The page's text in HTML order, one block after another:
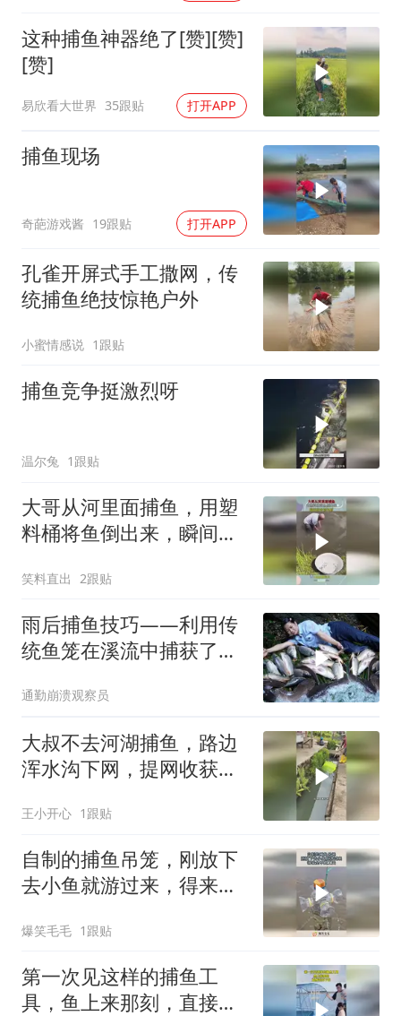
这种捕鱼神器绝了[赞][赞]
[赞]
易欣看大世界 35跟贴 打开APP
捕鱼现场
奇葩游戏酱 19跟贴 打开APP
孔雀开屏式手工撒网，传
统捕鱼绝技惊艳户外
小蜜情感说 1跟贴
捕鱼竞争挺激烈呀
温尔兔 1跟贴
大哥从河里面捕鱼，用塑
料桶将鱼倒出来，瞬间就
笑料直出 2跟贴
雨后捕鱼技巧——利用传
统鱼笼在溪流中捕获了大
通勤崩溃观察员
大叔不去河湖捕鱼，路边
浑水沟下网，提网收获一
王小开心 1跟贴
自制的捕鱼吊笼，刚放下
去小鱼就游过来，得来全
爆笑毛毛 1跟贴
第一次见这样的捕鱼工
具，鱼上来那刻，直接惊